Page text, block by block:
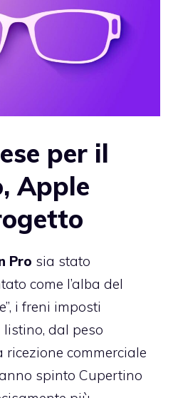
per il
Apple
Pro sia stato
come l’alba del
i freni imposti
listino, dal peso
commerciale
spinto Cupertino